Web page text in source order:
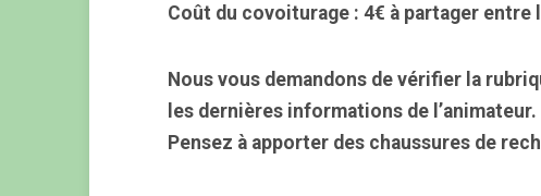
Coût du covoiturage : 4€ à partager entre
Nous vous demandons de vérifier la
les dernières informations de l’animateur.
Pensez à apporter des chaussures de